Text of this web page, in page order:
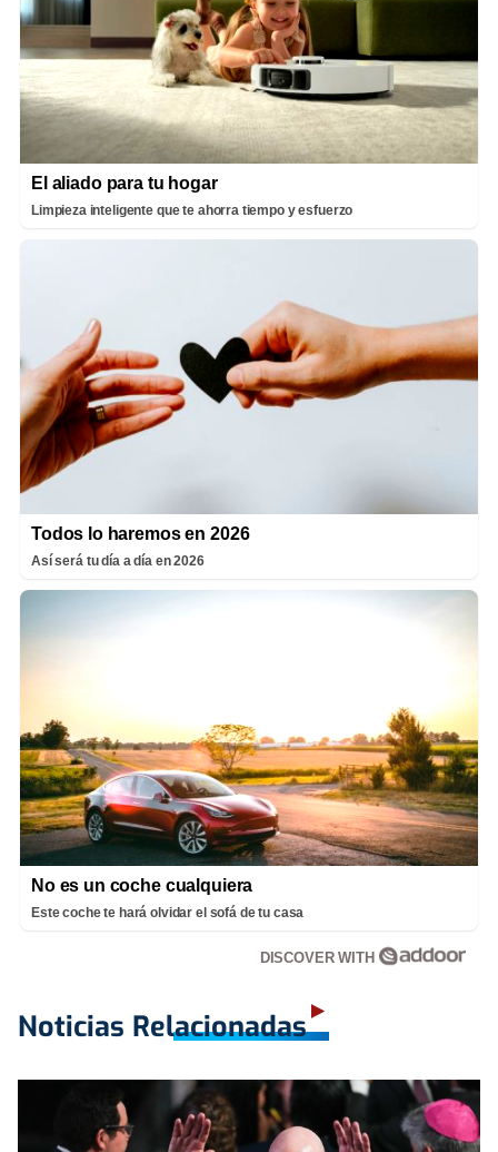
El aliado para tu hogar
Limpieza inteligente que te ahorra tiempo y esfuerzo
Todos lo haremos en 2026
Así será tu día a día en 2026
No es un coche cualquiera
Este coche te hará olvidar el sofá de tu casa
DISCOVER WITH
Noticias Relacionadas